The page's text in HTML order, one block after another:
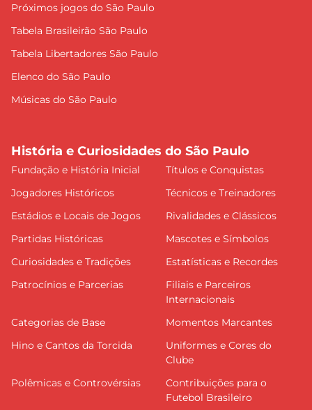
Próximos jogos do São Paulo
Tabela Brasileirão São Paulo
Tabela Libertadores São Paulo
Elenco do São Paulo
Músicas do São Paulo
História e Curiosidades do São Paulo
Fundação e História Inicial
Títulos e Conquistas
Jogadores Históricos
Técnicos e Treinadores
Estádios e Locais de Jogos
Rivalidades e Clássicos
Partidas Históricas
Mascotes e Símbolos
Curiosidades e Tradições
Estatísticas e Recordes
Patrocínios e Parcerias
Filiais e Parceiros
Internacionais
Categorias de Base
Momentos Marcantes
Hino e Cantos da Torcida
Uniformes e Cores do
Clube
Polêmicas e Controvérsias
Contribuições para o
Futebol Brasileiro